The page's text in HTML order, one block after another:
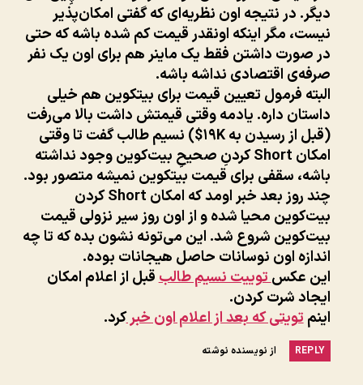
دیگر. در نتیجه اون نظریه‌ای که گفتی امکان‌پذیر
نیست، مگر اینکه اونقدر قیمت کم شده باشه که حتی
در صورت داشتن فقط یک ماینر هم برای اون یک نفر
صرفه‌ی اقتصادی نداشه باشه.
البته فرمول تعیین قیمت برای بیتکوین هم خیلی
داستان داره. یادمه وقتی قیمتش داشت بالا می‌رفت
(قبل از رسیدن به ۱۹K$) نسیم طالب گفت تا وقتی
امکان Short کردنِ صحیحِ بیت‌کوین وجود نداشته
باشه، سقفی برای قیمت بیتکوین نمیشه متصور بود.
چند روز بعد خبر اومد که امکان Short کردن
بیت‌کوین محیا شده و از اون روز سیر نزولی قیمت
بیت‌کوین شروع شد. این می‌تونه نشون بده که تا چه
اندازه اون نوسانات حاصل هیجانات بوده.
این عکستوییت نسیم طالبقبل از اعلام امکان
ایجاد شرت کردن.
اینمتویتی که بعد از اعلام اون خبرکرد.
REPLY از نویسنده نوشته